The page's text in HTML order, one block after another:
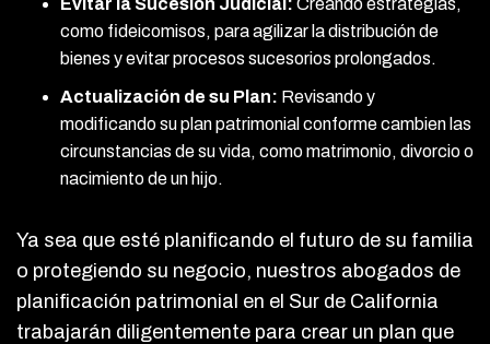
Evitar la Sucesión Judicial: Creando estrategias,
como fideicomisos, para agilizar la distribución de
bienes y evitar procesos sucesorios prolongados.
Actualización de su Plan: Revisando y
modificando su plan patrimonial conforme cambien las
circunstancias de su vida, como matrimonio, divorcio o
nacimiento de un hijo.
Ya sea que esté planificando el futuro de su familia
o protegiendo su negocio, nuestros abogados de
planificación patrimonial en el Sur de California
trabajarán diligentemente para crear un plan que